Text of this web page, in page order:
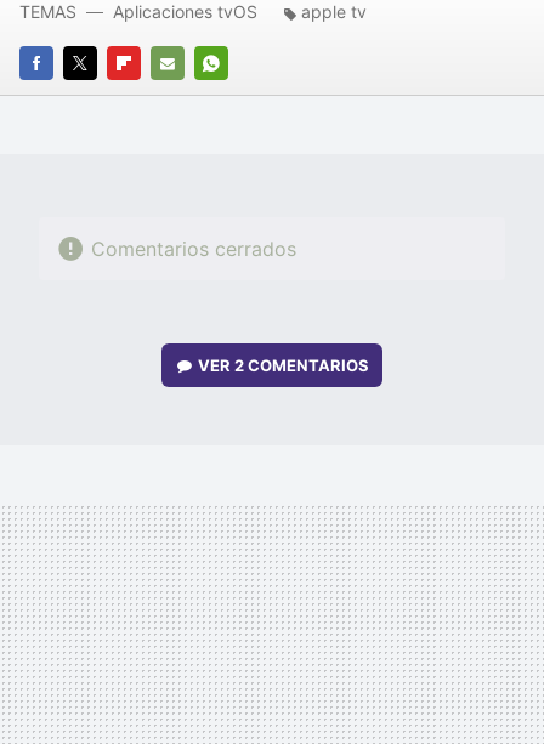
FACEBOOK
TWITTERFLIPBOARD
E-
WHATSAPP
TEMAS Aplicaciones tvOS apple tv
Comentarios cerrados
VER2 COMENTARIOS